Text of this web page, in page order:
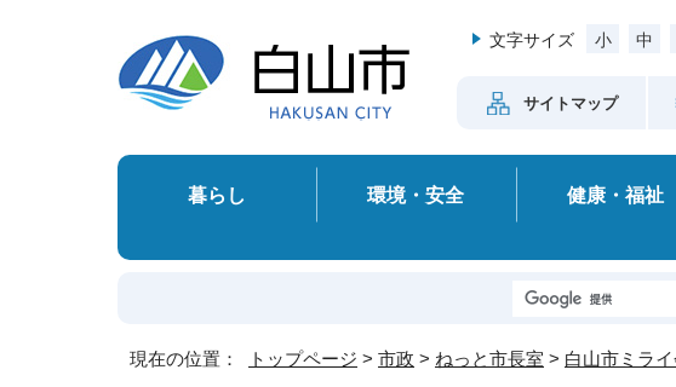
文字サイズ 小 中
サイトマップ
暮らし 環境・安全 健康・福祉
現在の位置： トップページ > 市政 > ねっと市長室 > 白山市ミラ